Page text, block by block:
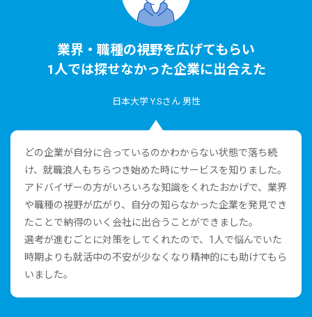
業界・職種の視野を広げてもらい
1⼈では探せなかった企業に出合えた
⽇本⼤学 Y.Sさん 男性
どの企業が⾃分に合っているのかわからない状態で落ち続
け、就職浪⼈もちらつき始めた時にサービスを知りました。
アドバイザーの⽅がいろいろな知識をくれたおかげで、業界
や職種の視野が広がり、⾃分の知らなかった企業を発⾒でき
たことで納得のいく会社に出合うことができました。
選考が進むごとに対策をしてくれたので、1⼈で悩んでいた
時期よりも就活中の不安が少なくなり精神的にも助けてもら
いました。